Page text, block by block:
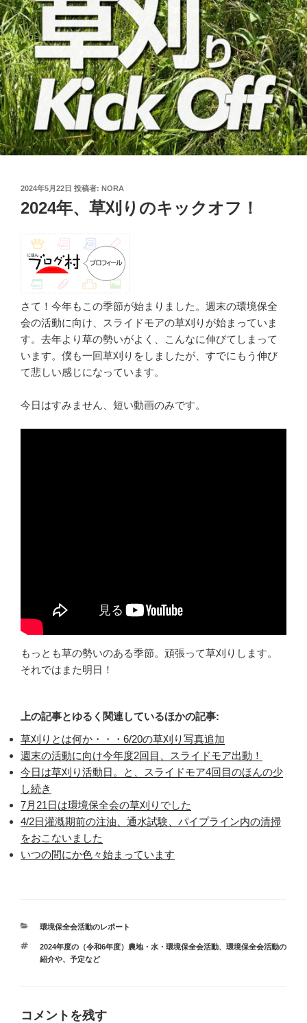
投
日:
2024年5月22日 投稿者: NORA
2024年、草刈りのキックオフ！
さて！今年もこの季節が始まりました。週末の環境保全
会の活動に向け、スライドモアの草刈りが始まっていま
す。去年より草の勢いがよく、こんなに伸びてしまって
います。僕も一回草刈りをしましたが、すでにもう伸び
て悲しい感じになっています。
今日はすみません、短い動画のみです。
もっとも草の勢いのある季節。頑張って草刈りします。
それではまた明日！
上の記事とゆるく関連しているほかの記事:
草刈りとは何か・・・6/20の草刈り写真追加
週末の活動に向け今年度2回目、スライドモア出動！
今日は草刈り活動日。と、スライドモア4回目のほんの少
し続き
7月21日は環境保全会の草刈りでした
4/2日灌漑期前の注油、通水試験、パイプライン内の清掃
をおこないました
いつの間にか色々始まっています
カ
ゴ
リ
環境保全会活動のレポート
タ
グ
2024年度の（令和6年度）農地・水・環境保全会活動、 環境保全会活動の
紹介や、予定など
コメントを残す